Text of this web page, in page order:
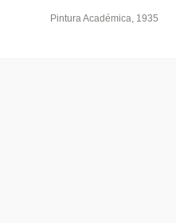
Pintura Académica, 1935